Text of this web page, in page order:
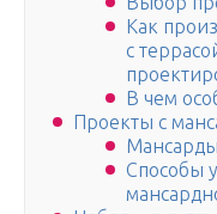
Как
с
В чем
Проекты с
Способы